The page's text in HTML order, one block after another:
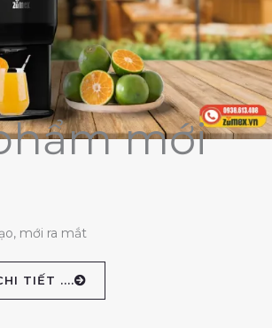
mới
mới ra mắt
TIẾT ....